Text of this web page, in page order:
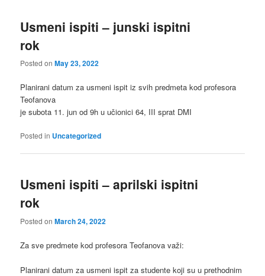
Usmeni ispiti – junski ispitni
rok
Posted onMay 23, 2022
Planirani datum za usmeni ispit iz svih predmeta kod profesora
Teofanova
je subota 11. jun od 9h u učionici 64, III sprat DMI
Posted in Uncategorized
Usmeni ispiti – aprilski ispitni
rok
Posted onMarch 24, 2022
Za sve predmete kod profesora Teofanova važi:
Planirani datum za usmeni ispit za studente koji su u prethodnim